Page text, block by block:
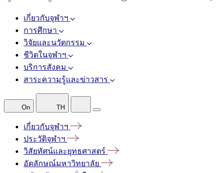
เกี่ยวกับจุฬาฯ
การศึกษา
วิจัยและนวัตกรรม
ชีวิตในจุฬาฯ
บริการสังคม
สาระความรู้และข่าวสาร
On TH
เกี่ยวกับจุฬาฯ
ประวัติจุฬาฯ
วิสัยทัศน์และยุทธศาสตร์
อัตลักษณ์มหาวิทยาลัย